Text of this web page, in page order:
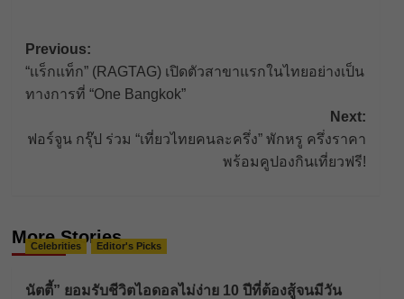
Post
navigation
Previous:
“เเร็กแท็ก” (RAGTAG) เปิดตัวสาขาแรกในไทยอย่างเป็น
ทางการที่ “One Bangkok”
Next:
ฟอร์จูน กรุ๊ป ร่วม “เที่ยวไทยคนละครึ่ง” พักหรู ครึ่งราคา
พร้อมคูปองกินเที่ยวฟรี!
More Stories
Celebrities Editor's Picks
นัตตี้” ยอมรับชีวิตไอดอลไม่ง่าย 10 ปีที่ต้องสู้จนมีวัน